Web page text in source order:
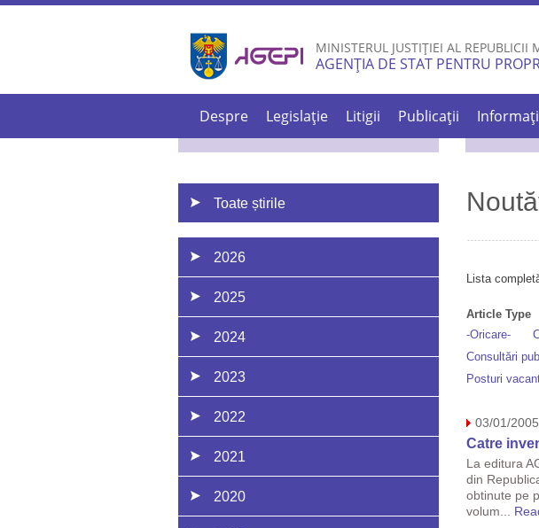
MINISTERUL JUSTIȚIEI AL REPUBLICII
AGENȚIA DE STAT PENTRU
Despre Legislație Litigii Publicații
Toate știrile
2026
2025
2024
2023
2022
2021
2020
Lista
Article Type
-Oricare-
Consultări
Posturi
03/01/
Catre
La editura
din
obtinute pe
volum...